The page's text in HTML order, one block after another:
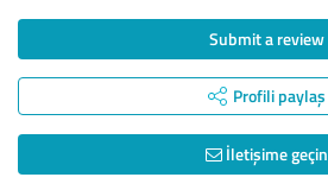
Submit a review
Profili paylaş
İletişime geçin